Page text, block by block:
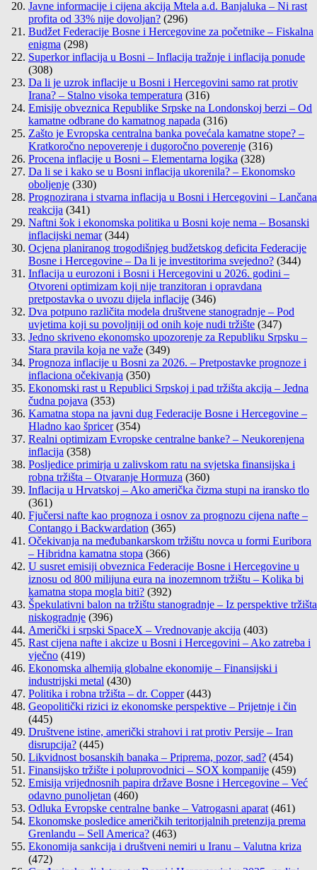
Javne informacije i cijena akcija Mtela a.d. Banjaluka – Ni rast
profita od 33% nije dovoljan? (296)
Budžet Federacije Bosne i Hercegovine za početnike – Fiskalna
enigma (298)
Superkor inflacija u Bosni – Inflacija tražnje i inflacija ponude
(308)
Da li je uzrok inflacije u Bosni i Hercegovini samo rat protiv
Irana? – Stalno visoka temperatura (316)
Emisije obveznica Republike Srpske na Londonskoj berzi – Od
kamatne odbrane do kamatnog napada (316)
Zašto je Evropska centralna banka povećala kamatne stope? –
Kratkoročno nepoverenje i dugoročno poverenje (316)
Procena inflacije u Bosni – Elementarna logika (328)
Da li se i kako se u Bosni inflacija ukorenila? – Ekonomsko
oboljenje (330)
Prognozirana i stvarna inflacija u Bosni i Hercegovini – Lančana
reakcija (341)
Naftni šok i ekonomska politika u Bosni koje nema – Bosanski
inflacijski nemar (344)
Ocjena planiranog trogodišnjeg budžetskog deficita Federacije
Bosne i Hercegovine – Da li je investitorima svejedno? (344)
Inflacija u eurozoni i Bosni i Hercegovini u 2026. godini –
Otvoreni optimizam koji nije tranzitoran i opravdana
pretpostavka o uvozu dijela inflacije (346)
Dva potpuno različita modela društvene stanogradnje – Pod
uvjetima koji su povoljniji od onih koje nudi tržište (347)
Jedno skriveno ekonomsko upozorenje za Republiku Srpsku –
Stara pravila koja ne važe (349)
Prognoza inflacije u Bosni za 2026. – Pretpostavke prognoze i
inflaciona očekivanja (350)
Ekonomski rast u Republici Srpskoj i pad tržišta akcija – Jedna
čudna pojava (353)
Kamatna stopa na javni dug Federacije Bosne i Hercegovine –
Hladno kao špricer (354)
Realni optimizam Evropske centralne banke? – Neukorenjena
inflacija (358)
Posljedice primirja u zalivskom ratu na svjetska finansijska i
robna tržišta – Otvaranje Hormuza (360)
Inflacija u Hrvatskoj – Ako američka čizma stupi na iransko tlo
(361)
Fjučersi nafte kao prognoza i osnov za prognozu cijena nafte –
Contango i Backwardation (365)
Očekivanja na međubankarskom tržištu novca u formi Euribora
– Hibridna kamatna stopa (366)
U susret emisiji obveznica Federacije Bosne i Hercegovine u
iznosu od 800 milijuna eura na inozemnom tržištu – Kolika bi
kamatna stopa mogla biti? (392)
Špekulativni balon na tržištu stanogradnje – Iz perspektive tržišta
niskogradnje (396)
Američki i srpski SpaceX – Vrednovanje akcija (403)
Rast cijena nafte i akcize u Bosni i Hercegovini – Ako zatreba i
vječno (419)
Ekonomska alhemija globalne ekonomije – Finansijski i
industrijski metal (430)
Politika i robna tržišta – dr. Copper (443)
Geopolitički rizici iz ekonomske perspektive – Prijetnje i čin
(445)
Društvene istine, američki strahovi i rat protiv Persije – Iran
disrupcija? (445)
Likvidnost bosanskih banaka – Priprema, pozor, sad? (454)
Finansijsko tržište i poluprovodnici – SOX kompanije (459)
Emisija vrijednosnih papira države Bosne i Hercegovine – Već
odavno punoljetan (460)
Odluka Evropske centralne banke – Vatrogasni aparat (461)
Ekonomske posledice američkih teritorijalnih pretenzija prema
Grenlandu – Sell America? (463)
Ekonomija sankcija i društveni nemiri u Iranu – Valutna kriza
(472)